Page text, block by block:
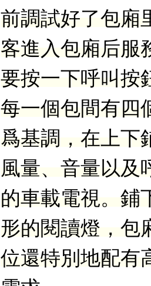
前調試好了包廂
客進入包廂后服
要按一下呼叫按
每一個包間有四
爲基調，在上下
風量、音量以及
的車載電視。鋪
形的閱讀燈，包
位還特別地配有